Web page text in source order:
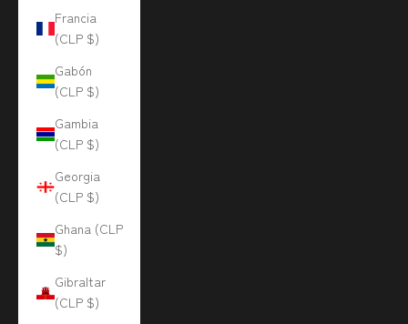
Francia
(CLP $)
Gabón
(CLP $)
Gambia
(CLP $)
Georgia
(CLP $)
Ghana (CLP
$)
Gibraltar
(CLP $)